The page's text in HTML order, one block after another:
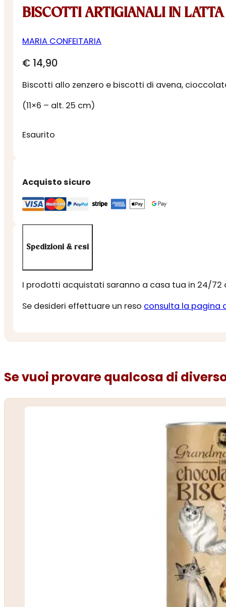
BISCOTTI ARTIGIANALI IN
MARIA CONFEITARIA
€ 14,90
Biscotti allo zenzero e biscotti di avena,
(11×6 – alt. 25 cm)
Esaurito
Acquisto sicuro
Spedizioni & resi
I prodotti acquistati saranno a casa tua in 24/72
Se desideri effettuare un reso consulta la pagina
Se vuoi provare qualcosa di